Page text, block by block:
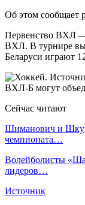
Об этом сообщает
Первенство ВХЛ —
ВХЛ. В турнире
Беларуси играют
Сейчас читают
Шиманович и
чемпионата…
Волейболисты
лидеров…
Источник